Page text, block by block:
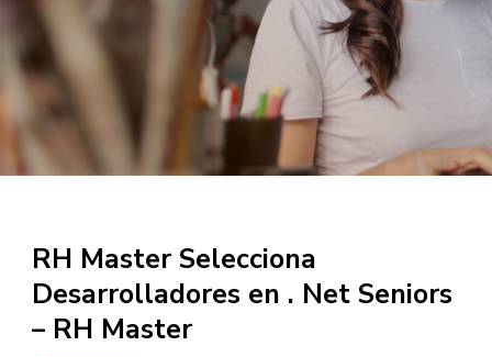
RH Master Selecciona
Desarrolladores en . Net Seniors
– RH Master